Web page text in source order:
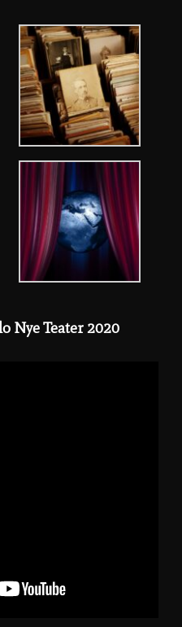
Nye Teater 2020